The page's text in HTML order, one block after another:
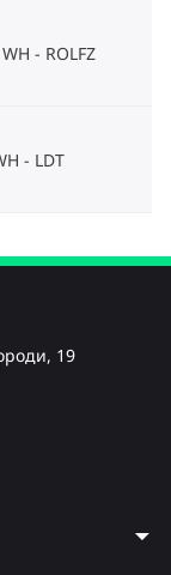
ROLFZ
LDT
19